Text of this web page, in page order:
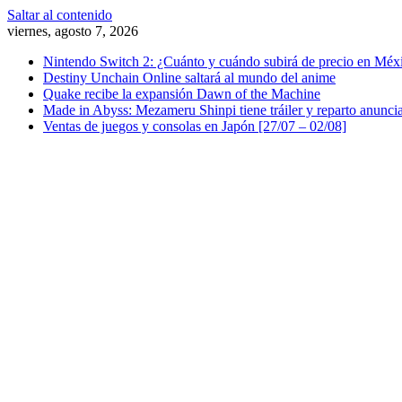
Saltar al contenido
viernes, agosto 7, 2026
Nintendo Switch 2: ¿Cuánto y cuándo subirá de precio en
Destiny Unchain Online saltará al mundo del anime
Quake recibe la expansión Dawn of the Machine
Made in Abyss: Mezameru Shinpi tiene tráiler y reparto
Ventas de juegos y consolas en Japón [27/07 – 02/08]